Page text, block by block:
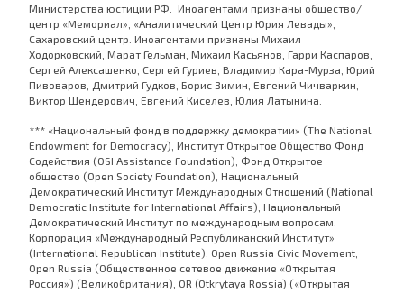
Министерства юстиции РФ. Иноагентами признаны общество/
центр «Мемориал», «Аналитический Центр Юрия Левады»,
Сахаровский центр. Иноагентами признаны Михаил
Ходорковский, Марат Гельман, Михаил Касьянов, Гарри Каспаров,
Сергей Алексашенко, Сергей Гуриев, Владимир Кара-Мурза, Юрий
Пивоваров, Дмитрий Гудков, Борис Зимин, Евгений Чичваркин,
Виктор Шендерович, Евгений Киселев, Юлия Латынина.
*** «Национальный фонд в поддержку демократии» (The National
Endowment for Democracy), Институт Открытое Общество Фонд
Содействия (OSI Assistance Foundation), Фонд Открытое
общество (Open Society Foundation), Национальный
Демократический Институт Международных Отношений (National
Democratic Institute for International Affairs), Национальный
Демократический Институт по международным вопросам,
Корпорация «Международный Республиканский Институт»
(International Republican Institute), Open Russia Civic Movement,
Open Russia (Общественное сетевое движение «Открытая
Россия») (Великобритания), OR (Otkrytaya Rossia) («Открытая